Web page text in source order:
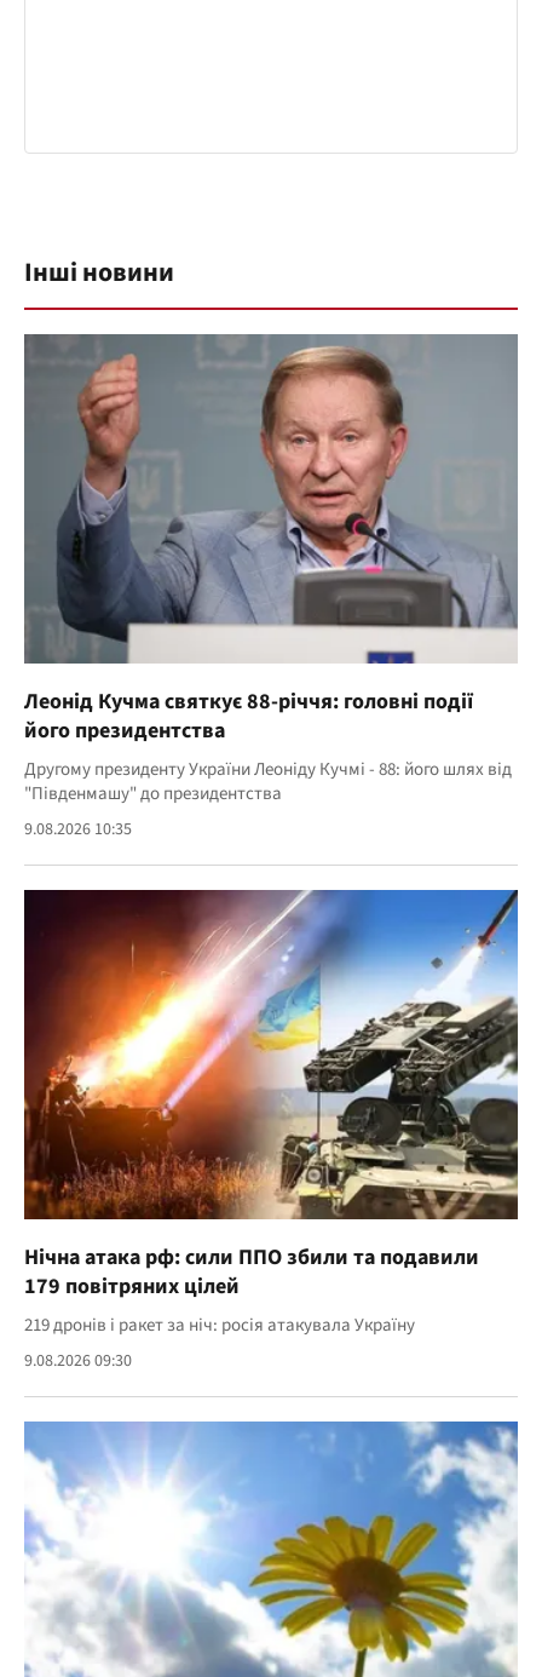
Інші новини
Леонід Кучма святкує 88-річчя: головні події
його президентства
Другому президенту України Леоніду Кучмі - 88: його шлях від
"Південмашу" до президентства
9.08.2026 10:35
Нічна атака рф: сили ППО збили та подавили
179 повітряних цілей
219 дронів і ракет за ніч: росія атакувала Україну
9.08.2026 09:30